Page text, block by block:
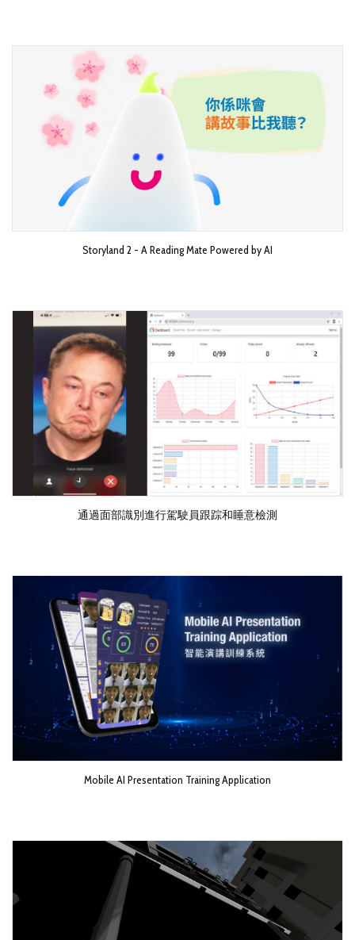
Storyland 2 - A Reading Mate Powered by AI
通過面部識別進行駕駛員跟踪和睡意檢測
Mobile AI Presentation Training Application